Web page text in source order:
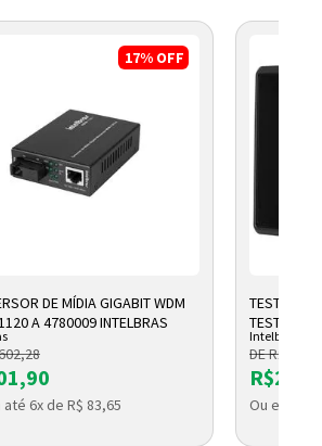
17% OFF
DE MÍDIA GIGABIT WDM
A 4780009 INTELBRAS
até 6x de R$ 83,65
TESTADOR
TESTER
Intelbras
DE R$
Ou em até